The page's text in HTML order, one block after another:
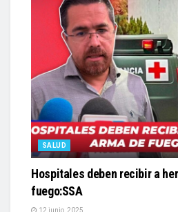
SALUD
Hospitales deben recibir a
fuego:SSA